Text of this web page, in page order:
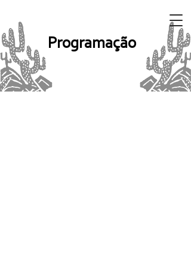
Programação